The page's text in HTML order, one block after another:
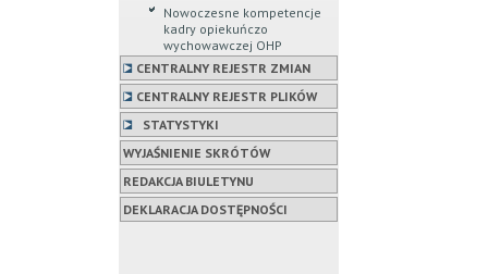
Nowoczesne kompetencje
kadry opiekuńczo
wychowawczej OHP
CENTRALNY REJESTR ZMIAN
CENTRALNY REJESTR PLIKÓW
STATYSTYKI
WYJAŚNIENIE SKRÓTÓW
REDAKCJA BIULETYNU
DEKLARACJA DOSTĘPNOŚCI